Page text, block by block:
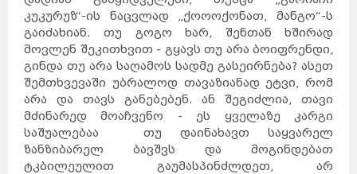
კუკურუზ“-ის ნაცვლად „ქოოოქონათ, მანგო“-ს
გაიძახიან. თუ გოგო ხარ, შენთან ხშირად
მოვლენ შეკითხვით - გყავს თუ არა ბოიფრენდი,
გინდა თუ არა საღამოს სადმე გასეირნება? ასეთ
შემთხვევაში უბრალოდ თავაზიანად ეტვი, რომ
არა და თავს განებებენ. ან შეგიძლია, თავი
მძინარედ მოაჩვენო - ეს ყველაზე კარგი
საშუალებაა თუ დაინახავთ საყვარელ
ზანზიბარელ ბავშვს და მოგინდებათ
ტკბილეულით გაუმასპინძლდეთ, არ